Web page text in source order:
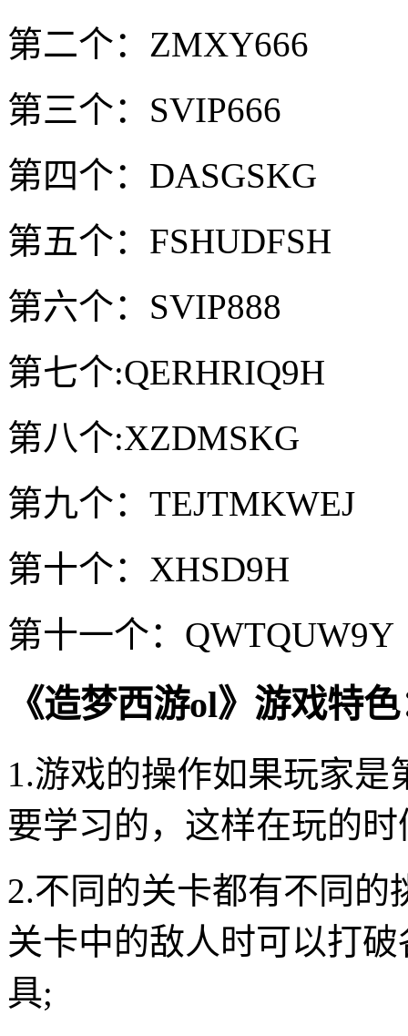
第二个：ZMXY666
第三个：SVIP666
第四个：DASGSKG
第五个：FSHUDFSH
第六个：SVIP888
第七个:QERHRIQ9H
第八个:XZDMSKG
第九个：TEJTMKWEJ
第十个：XHSD9H
第十一个：QWTQUW9Y
《造梦西游ol》游戏特
1.游戏的操作如果玩家
要学习的，这样在玩的
2.不同的关卡都有不同
关卡中的敌人时可以打
具;